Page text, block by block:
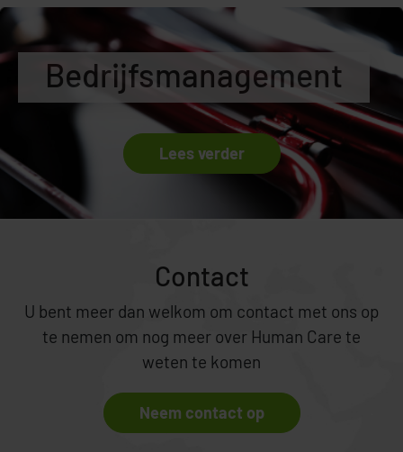
Bedrijfsmanagement
Lees verder
Contact
U bent meer dan welkom om contact met ons op
te nemen om nog meer over Human Care te
weten te komen
Neem contact op